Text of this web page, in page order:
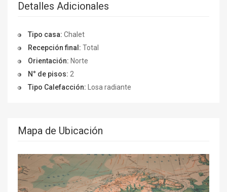
Detalles Adicionales
Tipo casa: Chalet
Recepción final: Total
Orientación: Norte
N° de pisos: 2
Tipo Calefacción: Losa radiante
Mapa de Ubicación